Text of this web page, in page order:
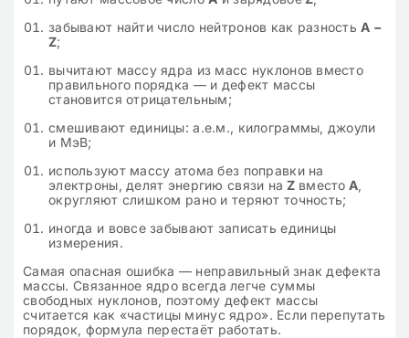
забывают найти число нейтронов как разностьA −
Z;
вычитают массу ядра из масс нуклонов вместо
правильного порядка — и дефект массы
становится отрицательным;
смешивают единицы: а.е.м., килограммы, джоули
и МэВ;
используют массу атома без поправки на
электроны, делят энергию связи на Zвместо A,
округляют слишком рано и теряют точность;
иногда и вовсе забывают записать единицы
измерения.
Самая опасная ошибка — неправильный знак дефекта
массы. Связанное ядро всегда легче суммы
свободных нуклонов, поэтому дефект массы
считается как «частицы минус ядро». Если перепутать
порядок, формула перестаёт работать.